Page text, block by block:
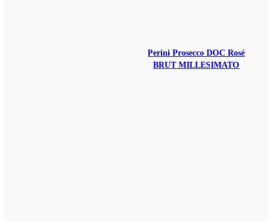
Perini Prosecco DOC Rosé
BRUT MILLESIMATO